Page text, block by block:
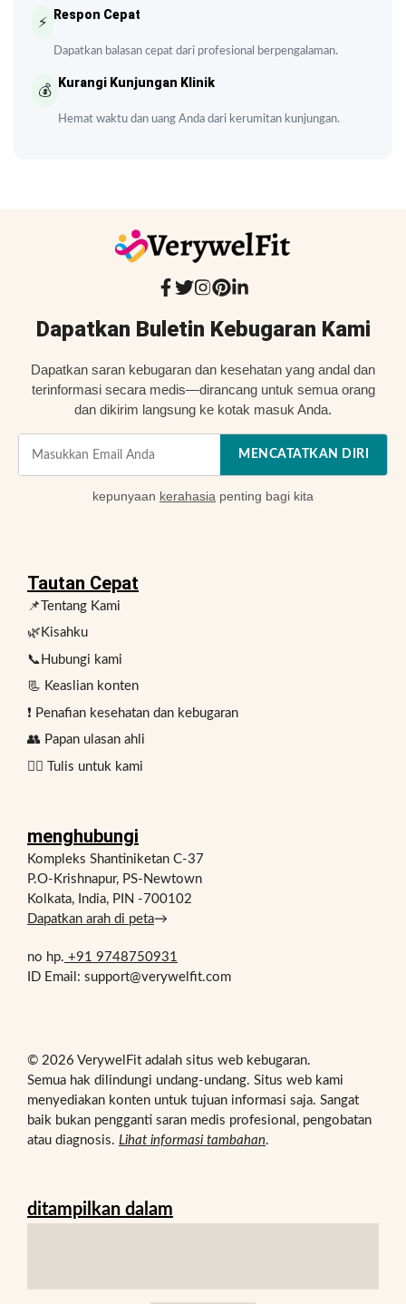
⚡
Respon Cepat
Dapatkan balasan cepat dari profesional berpengalaman.
💰
Kurangi Kunjungan Klinik
Hemat waktu dan uang Anda dari kerumitan kunjungan.
Dapatkan Buletin Kebugaran Kami
Dapatkan saran kebugaran dan kesehatan yang andal dan
terinformasi secara medis—dirancang untuk semua orang
dan dikirim langsung ke kotak masuk Anda.
MENCATATKAN DIRI
kepunyaan kerahasia penting bagi kita
Tautan Cepat
📌Tentang Kami
🌿Kisahku
📞Hubungi kami
📃 Keaslian konten
❗ Penafian kesehatan dan kebugaran
👥 Papan ulasan ahli
✍🏻 Tulis untuk kami
menghubungi
Kompleks Shantiniketan C-37
P.O-Krishnapur, PS-Newtown
Kolkata, India, PIN -700102
Dapatkan arah di peta→
no hp. +91 9748750931
ID Email: support@verywelfit.com
© 2026 VerywelFit adalah situs web kebugaran.
Semua hak dilindungi undang-undang. Situs web kami
menyediakan konten untuk tujuan informasi saja. Sangat
baik bukan pengganti saran medis profesional, pengobatan
atau diagnosis. Lihat informasi tambahan.
ditampilkan dalam